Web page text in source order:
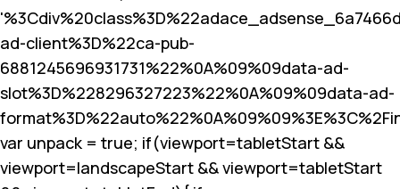
ad-client%3D%22ca-pub-
6881245696931731%22%0A%09%09data-ad-
slot%3D%228296327223%22%0A%09%09data-ad-
var unpack = true; if(viewport=tabletStart &&
viewport=landscapeStart && viewport=tabletStart